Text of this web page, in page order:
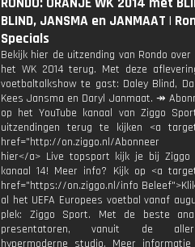
BLIND, JANSMA en JANMAAT |
Specials
Bekijk hier de uitzending van Rondo over
het WK 2014 terug. Met deze
voetbaltalkshow te gast: Daley Blind,
Kees Jansma en Daryl Janmaat. ↠
op het YouTube kanaal van Ziggo
uitzendingen terug te kijken <a
href="http://on.ziggo.nl/
hier</a> Live topsport kijk je bij
kanaal 14! Meer info? Kijk op <a
href="https://on.ziggo.nl/info
al het UEFA Europees voetbal vanaf
plek: Ziggo Sport. Met de beste
presentatoren, vanuit de
hypermoderne studio. Meer